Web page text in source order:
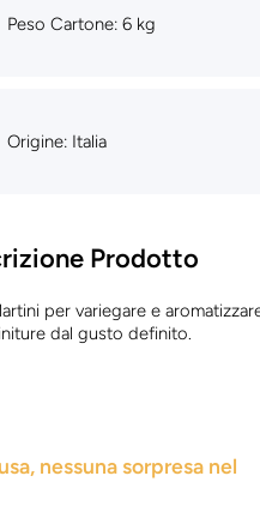
Peso Cartone: 6 kg
Origine: Italia
Prodotto
per variegare e
dal gusto definito.
nessuna sorpresa nel